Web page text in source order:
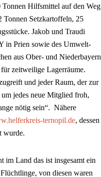
Hilfsmittel auf den Weg
Tonnen Setzkartoffeln, 25
Jakob und Traudi
in Prien sowie des Umwelt-
aus Ober- und Niederbayern
zeitweilige Lagerräume.
und jeder Raum, der zur
jedes neue Mitglied froh,
nötig sein“. Nähere
ternopil.de, dessen
wurde.
im Land das ist insgesamt ein
von diesen waren